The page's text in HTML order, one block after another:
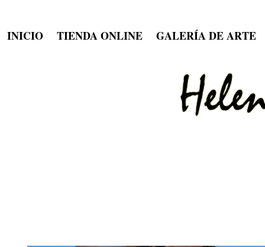
INICIO TIENDA ONLINE GALERÍA DE ARTE